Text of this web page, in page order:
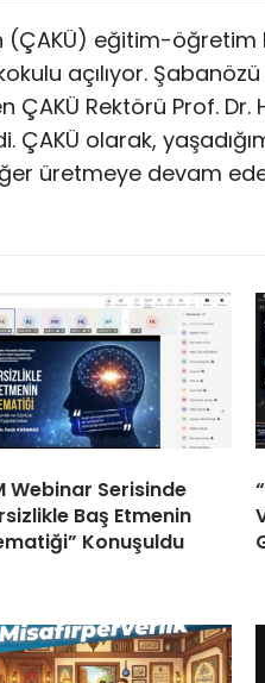
(ÇAKÜ) eğitim-
açılıyor. Şabanözü
ÇAKÜ Rektörü Prof.
olarak,
üretmeye devam
Webinar Serisinde
Baş Etmenin
Konuşuldu